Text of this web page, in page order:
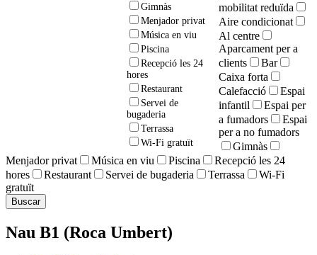
Gimnàs
Menjador privat
Música en viu
Piscina
Recepció les 24
hores
Restaurant
Servei de
bugaderia
Terrassa
Wi-Fi gratuït
mobilitat reduïda
Aire condicionat
Al centre
Aparcament per a
clients
Bar
Caixa forta
Calefacció
Espai
infantil
Espai per
a fumadors
Espai
per a no fumadors
Gimnàs
Menjador privat
Música en viu Piscina
Recepció les 24
hores
Restaurant Servei de bugaderia Terrassa
Wi-Fi
gratuït
Nau B1 (Roca Umbert)